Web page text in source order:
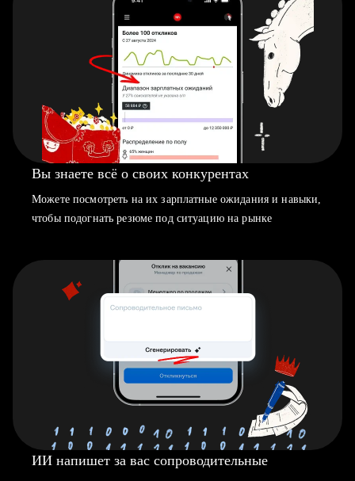
Вы знаете всё о своих конкурентах
Можете посмотреть на их зарплатные ожидания и навыки,
чтобы подогнать резюме под ситуацию на рынке
ИИ напишет за вас сопроводительные